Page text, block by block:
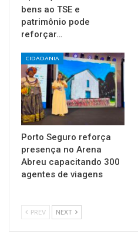
bens ao TSE e
patrimônio pode
reforçar…
CIDADANIA
Porto Seguro reforça
presença no Arena
Abreu capacitando 300
agentes de viagens
PREV NEXT